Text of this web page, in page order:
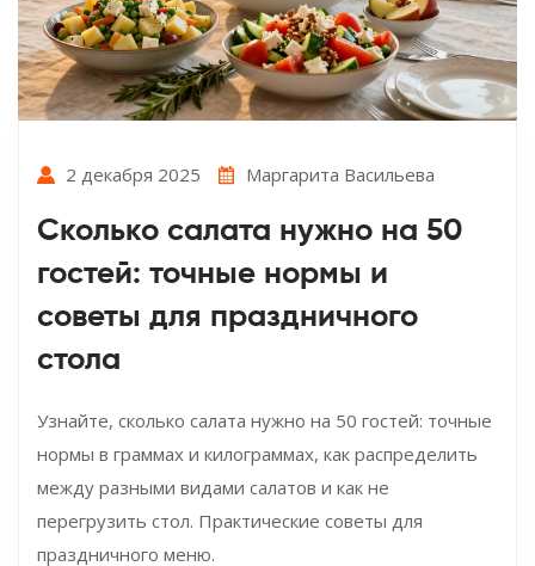
2 декабря 2025 Маргарита Васильева
Сколько салата нужно на 50
гостей: точные нормы и
советы для праздничного
стола
Узнайте, сколько салата нужно на 50 гостей: точные
нормы в граммах и килограммах, как распределить
между разными видами салатов и как не
перегрузить стол. Практические советы для
праздничного меню.